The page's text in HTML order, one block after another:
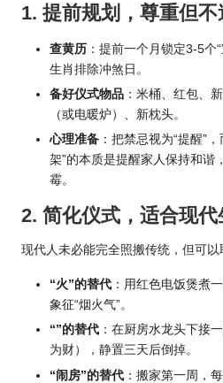
1. 提前规划，尊重但不
查黄历 ：提前一个月锁定3-5个
生肖排除冲煞日。
备好仪式物品 ：米桶、红包、
（或电暖炉）、新枕头。
心理准备 ：把禁忌视为“提醒”
架”的本质是提醒家人保持和谐
霉。
2. 简化仪式，适合现代
现代人未必能完全照搬传统，但可以
“火”的替代 ：用红色电饭煲煮
象征“烟火气”。
“”的替代 ：在厨房水龙头下接
为财），静置三天后倒掉。
“闹房”的替代 ：搬家第一周，